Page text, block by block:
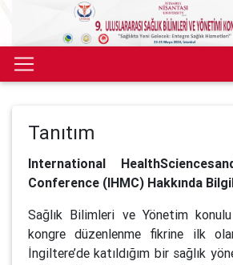
Tanıtım
International
Conference (IHMC) Hakkında
Sağlık Bilimleri ve Yönetim
kongre düzenlenme fikrine ilk
İngiltere’de katıldığım bir sağlık